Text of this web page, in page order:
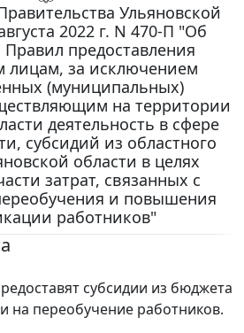
Ульяновской
2022 г. N 470-П "Об
предоставления
лицам, за исключением
(муниципальных)
на территории
деятельность в сфере
субсидий из областного
области в целях
затрат, связанных с
и повышения
работников"
субсидии из бюджета
на переобучение работников.